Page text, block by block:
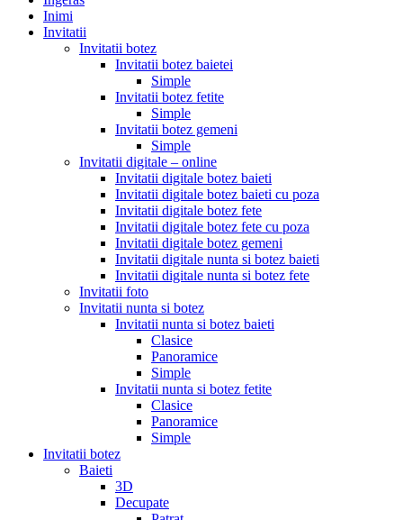
Inimi
Invitatii
Invitatii botez
Invitatii botez baietei
Simple
Invitatii botez fetite
Simple
Invitatii botez gemeni
Simple
Invitatii digitale – online
Invitatii digitale botez baieti
Invitatii digitale botez baieti cu poza
Invitatii digitale botez fete
Invitatii digitale botez fete cu poza
Invitatii digitale botez gemeni
Invitatii digitale nunta si botez baieti
Invitatii digitale nunta si botez fete
Invitatii foto
Invitatii nunta si botez
Invitatii nunta si botez baieti
Clasice
Panoramice
Simple
Invitatii nunta si botez fetite
Clasice
Panoramice
Simple
Invitatii botez
Baieti
3D
Decupate